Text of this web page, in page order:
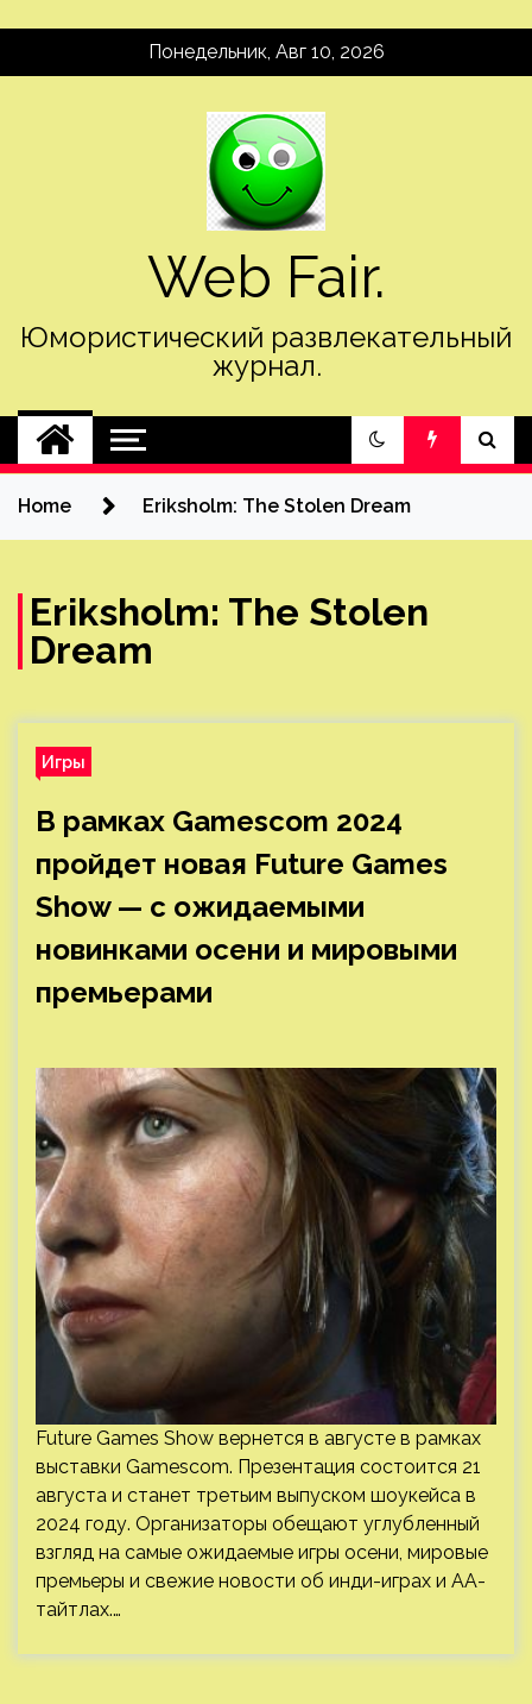
Понедельник, Авг 10, 2026
Web Fair.
Юмористический развлекательный
журнал.
Home Eriksholm: The Stolen Dream
Eriksholm: The Stolen
Dream
Игры
В рамках Gamescom 2024
пройдет новая Future Games
Show — с ожидаемыми
новинками осени и мировыми
премьерами
Future Games Show вернется в августе в рамках
выставки Gamescom. Презентация состоится 21
августа и станет третьим выпуском шоукейса в
2024 году. Организаторы обещают углубленный
взгляд на самые ожидаемые игры осени, мировые
премьеры и свежие новости об инди-играх и AA-
тайтлах.…